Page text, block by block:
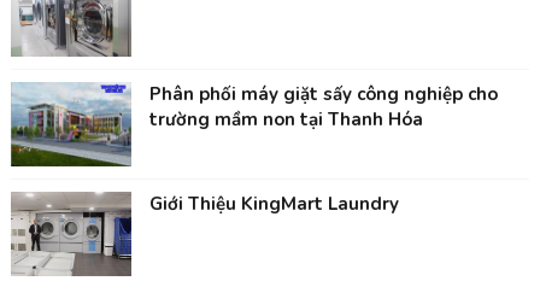
Phân phối máy giặt sấy công nghiệp cho
trường mầm non tại Thanh Hóa
Giới Thiệu KingMart Laundry